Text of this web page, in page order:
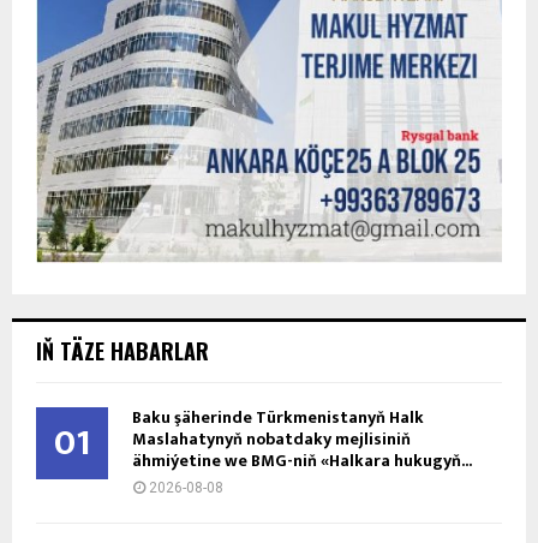
IŇ TÄZE HABARLAR
01 Baku şäherinde Türkmenistanyň Halk
Maslahatynyň nobatdaky mejlisiniň
ähmiýetine we BMG-niň «Halkara hukugyň...
2026-08-08